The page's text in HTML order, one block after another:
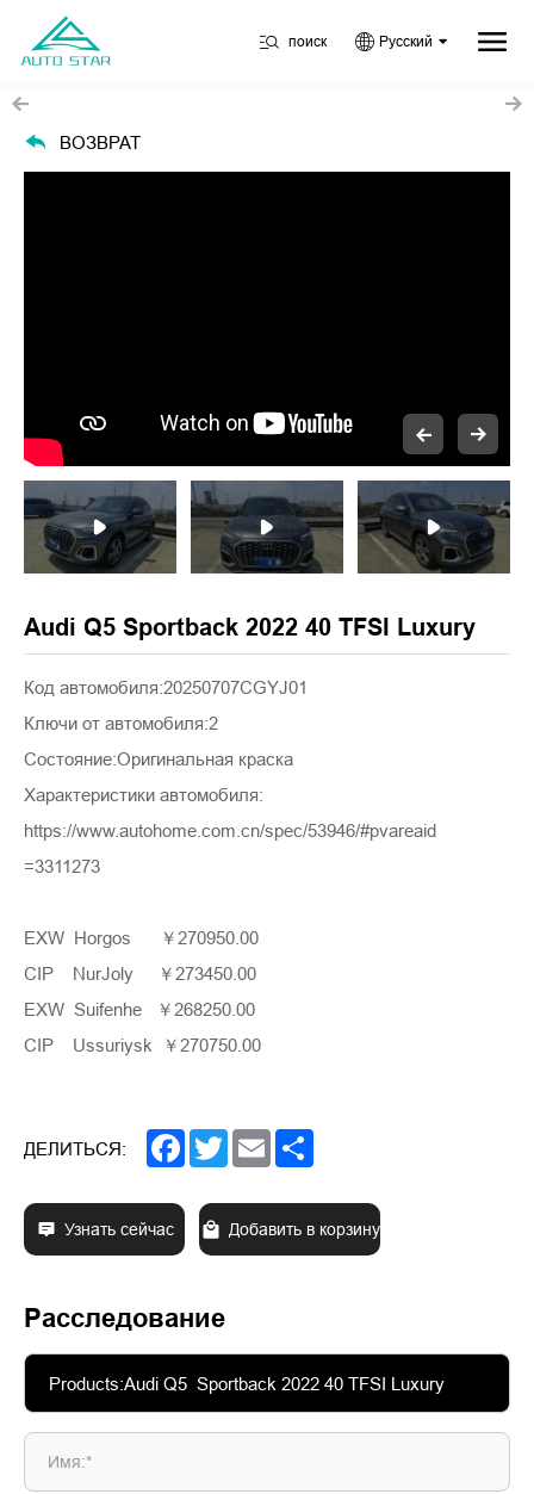
поиск Русский
ВОЗВРАТ
Audi Q5 Sportback 2022 40 TFSI Luxury
Код автомобиля:20250707CGYJ01
Ключи от автомобиля:2
Состояние:Оригинальная краска
Характеристики автомобиля:
https://www.autohome.com.cn/spec/53946/#pvareaid
=3311273
EXW Horgos ￥270950.00
CIP NurJoly ￥273450.00
EXW Suifenhe ￥268250.00
CIP Ussuriysk ￥270750.00
ДЕЛИТЬСЯ: Facebook
TwitterEmail
Узнать сейчас Добавить в корзину
Расследование
Имя:*